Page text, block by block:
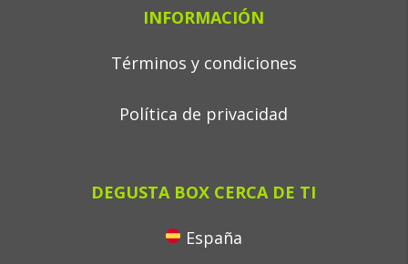
INFORMACIÓN
Términos y condiciones
Política de privacidad
DEGUSTA BOX CERCA DE TI
España